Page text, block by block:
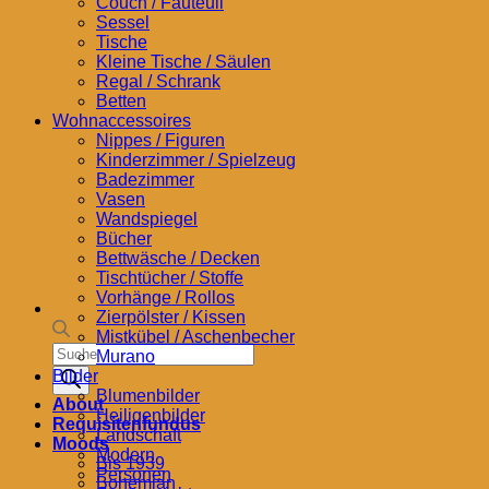
Products
search
About
Requisitenfundus
Moods
Bis 1939
Bohemian
Sessel
Tische
Kleine Tische / Säulen
Regal / Schrank
Betten
Wohnaccessoires
Nippes / Figuren
Kinderzimmer / Spielzeug
Badezimmer
Vasen
Wandspiegel
Bücher
Bettwäsche / Decken
Tischtücher / Stoffe
Vorhänge / Rollos
Zierpölster / Kissen
Mistkübel / Aschenbecher
Murano
Bilder
Blumenbilder
Heiligenbilder
Landschaft
Modern
Personen